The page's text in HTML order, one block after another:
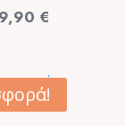
€.
€
49,90 €.